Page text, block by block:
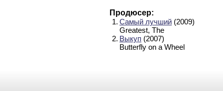
Продюсер:
1. Самый лучший (2009)
Greatest, The
2. Выкуп (2007)
Butterfly on a Wheel